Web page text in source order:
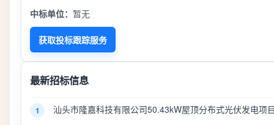
中标单位： 暂无
获取投标跟踪服务
最新招标信息
1 汕头市隆嘉科技有限公司50.43kW屋顶分布式光伏发电项